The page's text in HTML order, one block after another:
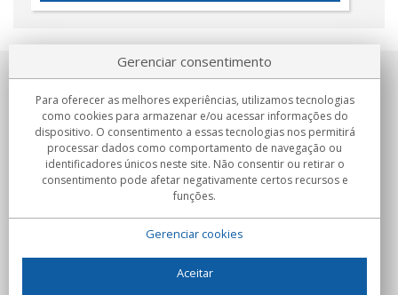
Sobre nosotros
Compromissos
Compras
Gerenciar consentimento
Para oferecer as melhores experiências, utilizamos tecnologias
como cookies para armazenar e/ou acessar informações do
dispositivo. O consentimento a essas tecnologias nos permitirá
processar dados como comportamento de navegação ou
identificadores únicos neste site. Não consentir ou retirar o
consentimento pode afetar negativamente certos recursos e
funções.
Gerenciar cookies
Aceitar